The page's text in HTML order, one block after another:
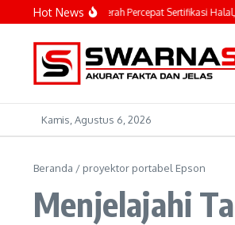
Lewati ke konten
Hot News
Ajak Kepala Daerah Percepat Sertifikasi Halal,
Kamis, Agustus 6, 2026
Beranda / proyektor portabel Epson
Menjelajahi